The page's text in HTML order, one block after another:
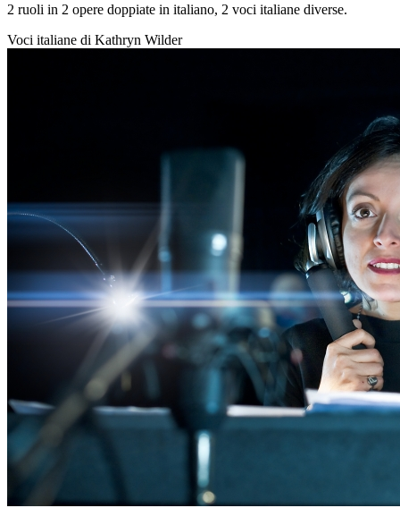
2 ruoli in 2 opere doppiate in italiano, 2 voci italiane diverse.
Voci italiane di Kathryn Wilder